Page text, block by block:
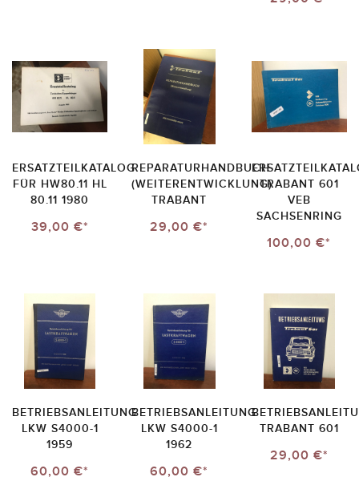
ERSATZTEILKATALOG
FÜR HW80.11 HL
80.11 1980
39,00 €*
REPARATURHANDBUCH
(WEITERENTWICKLUNG)
TRABANT
29,00 €*
TRABANT 601
VEB
SACHSENRING
100,00 €*
BETRIEBSANLEITUNG
LKW S4000-1
1959
60,00 €*
BETRIEBSANLEITUNG
LKW S4000-1
1962
60,00 €*
TRABANT 601
29,00 €*